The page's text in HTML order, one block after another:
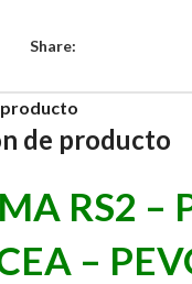
Share:
de producto
RS2 –
–